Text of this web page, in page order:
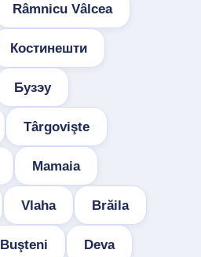
Râmnicu Vâlcea
Костинешти
Бузэу
Târgovişte
Mamaia
Vlaha Brăila
Buşteni Deva